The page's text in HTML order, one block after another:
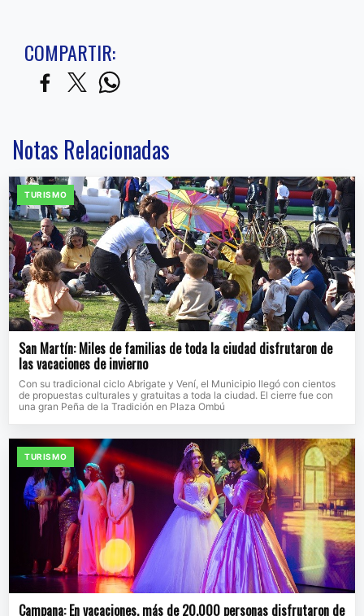
COMPARTIR:
Notas Relacionadas
TURISMO
San Martín: Miles de familias de toda la ciudad disfrutaron de
las vacaciones de invierno
Con su tradicional ciclo Abrigate y Vení, el Municipio llegó con cientos
de propuestas culturales y gratuitas a toda la ciudad. El cierre fue con
una gran Peña de la Tradición en Plaza Ombú
TURISMO
Campana: En vacaciones, más de 20.000 personas disfrutaron de